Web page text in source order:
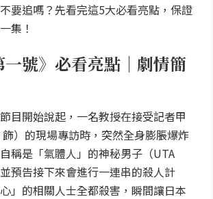
要追嗎？先看完這5大必看亮點，保證
集！
一號》必看亮點｜劇情簡
目開始說起，一名教授在接受記者甲
）的現場專訪時，突然全身膨脹爆炸
稱是「氣體人」的神秘男子（UTA
預告接下來會進行一連串的殺人計
」的相關人士全都殺害，瞬間讓日本